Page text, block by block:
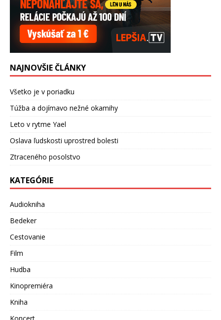
NAJNOVŠIE ČLÁNKY
Všetko je v poriadku
Túžba a dojímavo nežné okamihy
Leto v rytme Yael
Oslava ľudskosti uprostred bolesti
Ztraceného posolstvo
KATEGÓRIE
Audiokniha
Bedeker
Cestovanie
Film
Hudba
Kinopremiéra
Kniha
Koncert